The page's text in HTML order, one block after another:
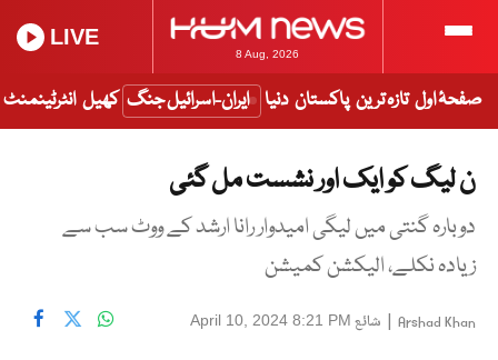
8 Aug, 2026
LIVE
صفحۂ اول تازہ ترین پاکستان دنیا ایران-اسرائیل جنگ کھیل انٹرٹینمنٹ
ن لیگ کو ایک اور نشست مل گئی
دوبارہ گنتی میں لیگی امیدوار رانا ارشد کے ووٹ سب سے
زیادہ نکلے، الیکشن کمیشن
Arshad Khan
| شائع April 10, 2024 8:21 PM